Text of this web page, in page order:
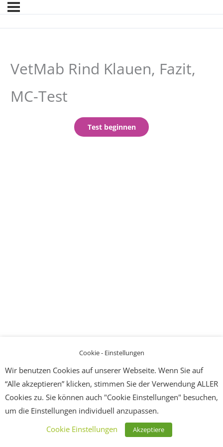
VetMab Rind Klauen, Fazit,
MC-Test
Cookie - Einstellungen
Wir benutzen Cookies auf unserer Webseite. Wenn Sie auf
“Alle akzeptieren” klicken, stimmen Sie der Verwendung ALLER
Cookies zu. Sie können auch "Cookie Einstellungen" besuchen,
um die Einstellungen individuell anzupassen.
Cookie Einstellungen
Akzeptiere